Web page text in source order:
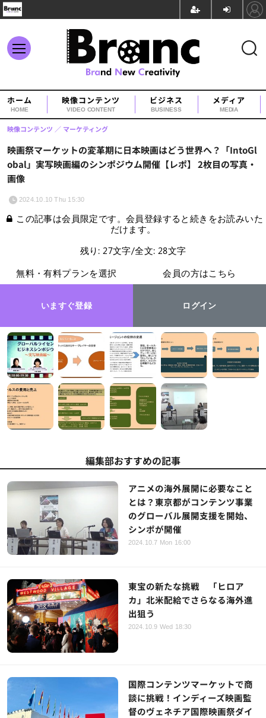
ホーム
HOME
映像コンテンツ
VIDEO CONTENT
ビジネス
BUSINESS
メディア
MEDIA
映画祭マーケットの変革期に日本映画はどう世界へ？「IntoGl
obal」実写映画編のシンポジウム開催【レポ】 2枚目の写真・
画像
映像コンテンツ マーケティング
2024.10.10 Thu 15:30
この記事は会員限定です。会員登録すると続きをお読みいた
だけます。
残り: 27文字/全文: 28文字
無料・有料プランを選択
いますぐ登録
会員の方はこちら
ログイン
編集部おすすめの記事
アニメの海外展開に必要なこと
とは？東京都がコンテンツ事業
のグローバル展開支援を開始、
シンポが開催
2024.10.7 Mon 16:00
東宝の新たな挑戦 「ヒロア
カ」北米配給でさらなる海外進
出狙う
2024.10.9 Wed 18:30
国際コンテンツマーケットで商
談に挑戦！インディーズ映画監
督のヴェネチア国際映画祭ダイ